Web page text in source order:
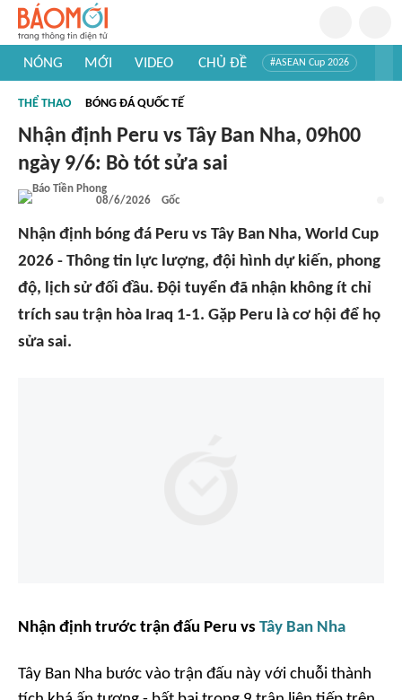
NÓNG MỚI VIDEO CHỦ ĐỀ #ASEAN Cup 2026
#Khám phá thế giới
THỂ THAO BÓNG ĐÁ QUỐC TẾ
Nhận định Peru vs Tây Ban Nha, 09h00
ngày 9/6: Bò tót sửa sai
08/6/2026 Gốc
Nhận định bóng đá Peru vs Tây Ban Nha, World Cup
2026 - Thông tin lực lượng, đội hình dự kiến, phong
độ, lịch sử đối đầu. Đội tuyển đã nhận không ít chỉ
trích sau trận hòa Iraq 1-1. Gặp Peru là cơ hội để họ
sửa sai.
Nhận định trước trận đấu Peru vs Tây Ban Nha
Tây Ban Nha bước vào trận đấu này với chuỗi thành